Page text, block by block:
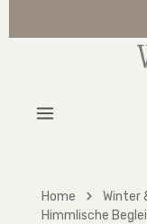
Home
Winter
Himmlische